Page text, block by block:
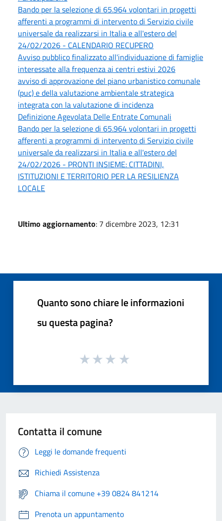
Bando per la selezione di 65.964 volontari in progetti
afferenti a programmi di intervento di Servizio civile
universale da realizzarsi in Italia e all'estero del
24/02/2026 - CALENDARIO RECUPERO
Avviso pubblico finalizzato all'individuazione di famiglie
interessate alla frequenza ai centri estivi 2026
avviso di approvazione del piano urbanistico comunale
(puc) e della valutazione ambientale strategica
integrata con la valutazione di incidenza
Definizione Agevolata Delle Entrate Comunali
Bando per la selezione di 65.964 volontari in progetti
afferenti a programmi di intervento di Servizio civile
universale da realizzarsi in Italia e all'estero del
24/02/2026 - PRONTI INSIEME: CITTADINI,
ISTITUZIONI E TERRITORIO PER LA RESILIENZA
LOCALE
Ultimo aggiornamento: 7 dicembre 2023, 12:31
Quanto sono chiare le informazioni
su questa pagina?
Contatta il comune
Leggi le domande frequenti
Richiedi Assistenza
Chiama il comune +39 0824 841214
Prenota un appuntamento